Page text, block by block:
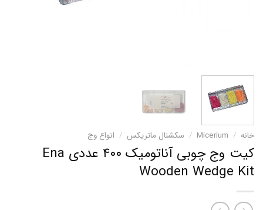
خانه /
Micerium
/ سکشنال ماتریکس / انواع وج
کیت وج چوبی آناتومیک ۴۰۰ عددی Ena
Wooden Wedge Kit